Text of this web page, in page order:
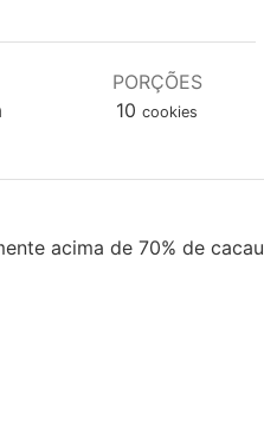
PORÇÕES
10 cookies
acima de 70% de cacau